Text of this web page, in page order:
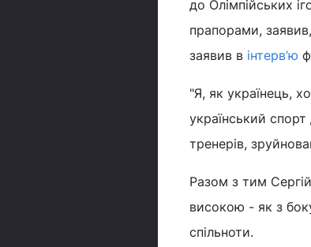
до Олімпійських
прапорами,
заявив в інтерв’ю
"Я, як українець,
український спорт
тренерів,
Разом з тим
високою - як з
спільноти.